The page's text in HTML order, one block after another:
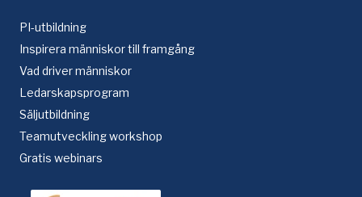
PI-utbildning
Inspirera människor till framgång
Vad driver människor
Ledarskapsprogram
Säljutbildning
Teamutveckling workshop
Gratis webinars